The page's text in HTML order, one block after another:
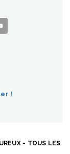
!
- TOUS LES